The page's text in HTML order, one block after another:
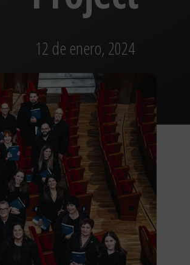
12 de enero, 2024